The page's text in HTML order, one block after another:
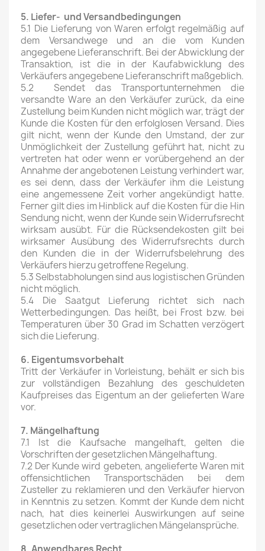
5. Liefer- und Versandbedingungen
5.1 Die Lieferung von Waren erfolgt regelmäßig auf
dem Versandwege und an die vom Kunden
angegebene Lieferanschrift. Bei der Abwicklung der
Transaktion, ist die in der Kaufabwicklung des
Verkäufers angegebene Lieferanschrift maßgeblich.
5.2 Sendet das Transportunternehmen die
versandte Ware an den Verkäufer zurück, da eine
Zustellung beim Kunden nicht möglich war, trägt der
Kunde die Kosten für den erfolglosen Versand. Dies
gilt nicht, wenn der Kunde den Umstand, der zur
Unmöglichkeit der Zustellung geführt hat, nicht zu
vertreten hat oder wenn er vorübergehend an der
Annahme der angebotenen Leistung verhindert war,
es sei denn, dass der Verkäufer ihm die Leistung
eine angemessene Zeit vorher angekündigt hatte.
Ferner gilt dies im Hinblick auf die Kosten für die Hin
Sendung nicht, wenn der Kunde sein Widerrufsrecht
wirksam ausübt. Für die Rücksendekosten gilt bei
wirksamer Ausübung des Widerrufsrechts durch
den Kunden die in der Widerrufsbelehrung des
Verkäufers hierzu getroffene Regelung.
5.3 Selbstabholungen sind aus logistischen Gründen
nicht möglich.
5.4 Die Saatgut Lieferung richtet sich nach
Wetterbedingungen. Das heißt, bei Frost bzw. bei
Temperaturen über 30 Grad im Schatten verzögert
sich die Lieferung.
6. Eigentumsvorbehalt
Tritt der Verkäufer in Vorleistung, behält er sich bis
zur vollständigen Bezahlung des geschuldeten
Kaufpreises das Eigentum an der gelieferten Ware
vor.
7. Mängelhaftung
7.1 Ist die Kaufsache mangelhaft, gelten die
Vorschriften der gesetzlichen Mängelhaftung.
7.2 Der Kunde wird gebeten, angelieferte Waren mit
offensichtlichen Transportschäden bei dem
Zusteller zu reklamieren und den Verkäufer hiervon
in Kenntnis zu setzen. Kommt der Kunde dem nicht
nach, hat dies keinerlei Auswirkungen auf seine
gesetzlichen oder vertraglichen Mängelansprüche.